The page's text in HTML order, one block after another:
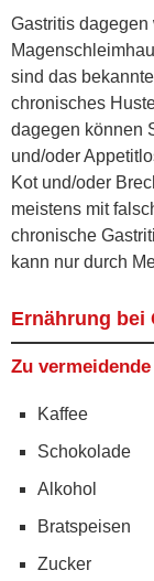
Gastritis
sind das
chronisches
dagegen können
und/oder
Kot und/oder
meistens mit
chronische
kann nur durch
Ernährung bei
Zu
Kaffee
Schokolade
Alkohol
Bratspeisen
Zucker